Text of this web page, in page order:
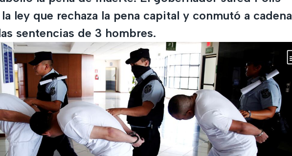
ley que rechaza la pena capital y conmutó a cadena
sentencias de 3 hombres.